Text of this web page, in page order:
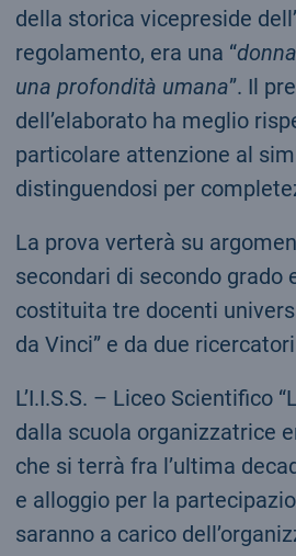
della storica vicepreside
regolamento, era una “
una profondità umana”. Il
dell’elaborato ha meglio
particolare attenzione al
distinguendosi per
La prova verterà su
secondari di secondo grado
costituita tre docenti
da Vinci” e da due
L’I.I.S.S. – Liceo Scientifico
dalla scuola organizzatrice
che si terrà fra l’ultima
e alloggio per la
saranno a carico